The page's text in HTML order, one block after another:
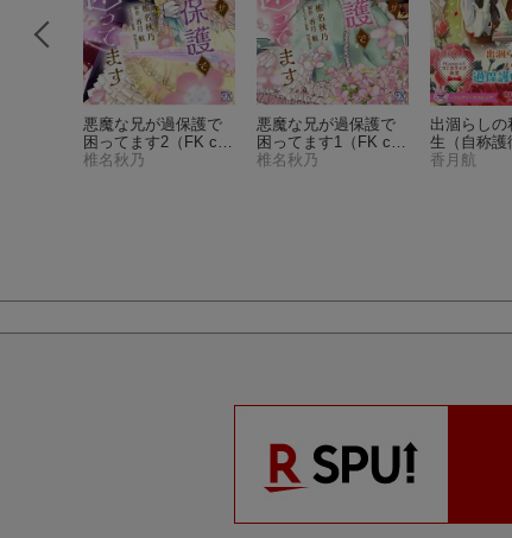
悪魔な兄が過保護で
困ってます2 （FK co
mics）
椎名秋乃
悪魔な兄が過保護で
困ってます1
（FK co
mics）
椎名秋乃
出涸らしの
生（自称護
きまとって
香月航